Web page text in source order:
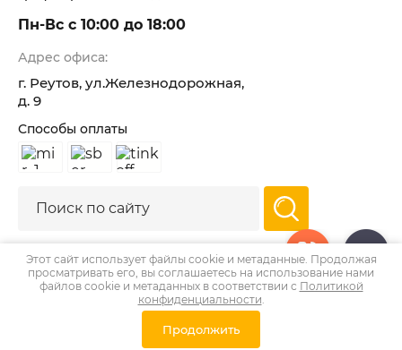
Пн-Вс с 10:00 до 18:00
Адрес офиса:
г. Реутов, ул.Железнодорожная,
д. 9
Способы оплаты
2022-2024EDELTEX
Политика конфиденциальности
Этот сайт использует файлы cookie и метаданные. Продолжая
просматривать его, вы соглашаетесь на использование нами
файлов cookie и метаданных в соответствии с Политикой
конфиденциальности.
Продолжить
создание интернет-магазина
студия Мегагрупп